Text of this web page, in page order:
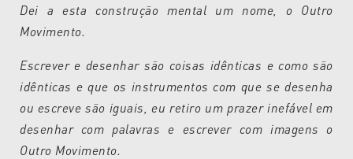
Dei a esta construção mental um nome, o Outro
Movimento.
Escrever e desenhar são coisas idênticas e como são
idênticas e que os instrumentos com que se desenha
ou escreve são iguais, eu retiro um prazer inefável em
desenhar com palavras e escrever com imagens o
Outro Movimento.